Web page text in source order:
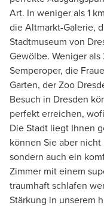
Art. In weniger als 1
die Altmarkt-Galerie,
Stadtmuseum von
Gewölbe. Weniger
Semperoper, die
Garten, der Zoo
Besuch in Dresden
perfekt erreichen,
Die Stadt liegt Ihnen
können Sie aber
sondern auch ein
Zimmer mit einem
traumhaft schlafen
Stärkung in unserem